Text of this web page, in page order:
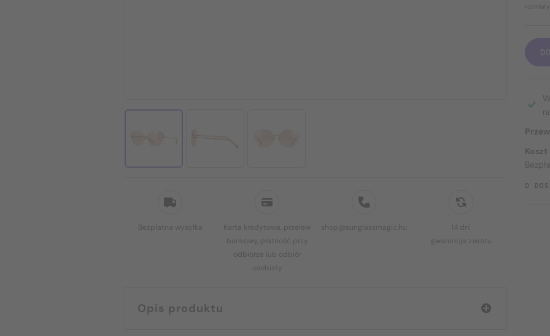
Bezpłatna wysyłka
Karta kredytowa, przelew
bankowy, płatność przy
odbiorze lub odbiór
osobisty
shop@sunglassmagic.hu
14 dni
gwarancja zwrotu
Opis produktu
O